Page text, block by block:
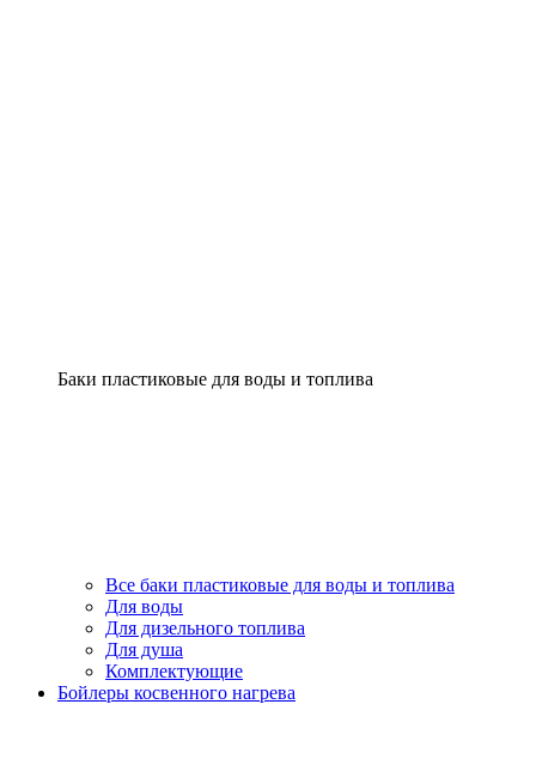
Баки пластиковые для воды и топлива
Все баки пластиковые для воды и топлива
Для воды
Для дизельного топлива
Для душа
Комплектующие
Бойлеры косвенного нагрева